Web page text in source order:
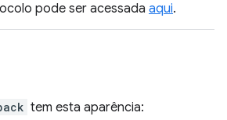
pode ser acessada aqui.
tem esta aparência: